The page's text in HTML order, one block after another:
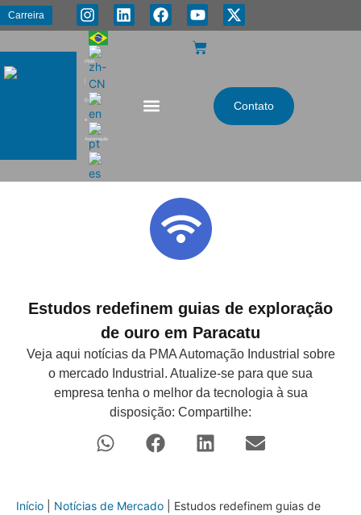
Carreira
PMA
Energia
e
Automação
Contato
Estudos redefinem guias de exploração
de ouro em Paracatu
Veja aqui notícias da PMA Automação Industrial sobre
o mercado Industrial. Atualize-se para que sua
empresa tenha o melhor da tecnologia à sua
disposição: Compartilhe:
Início Notícias de Mercado
Estudos redefinem guias de